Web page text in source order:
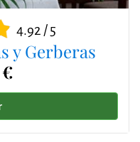
4.92 / 5
y Gerberas